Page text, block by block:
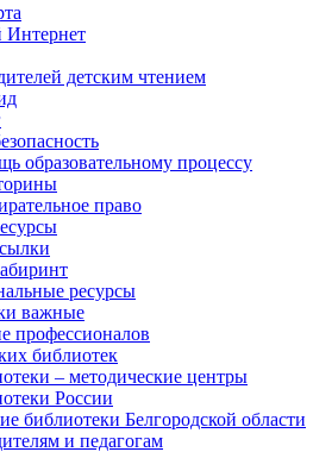
Интернет
детским чтением
образовательному процессу
право
ресурсы
важные
профессионалов
библиотек
– методические центры
России
библиотеки Белгородской области
и педагогам